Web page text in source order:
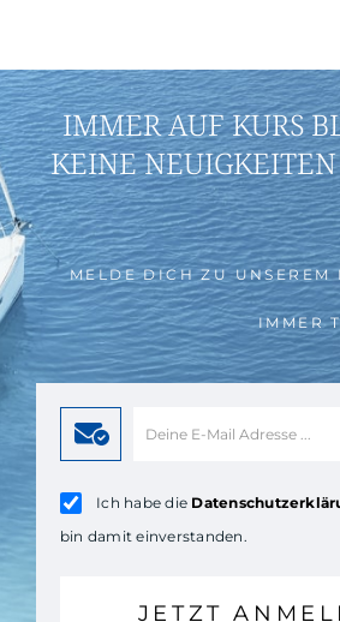
IMMER AUF KURS
KEINE NEUIGKEITEN
MELDE DICH ZU UNSEREM
IMMER
Ich habe die
bin damit einverstanden.
JETZT